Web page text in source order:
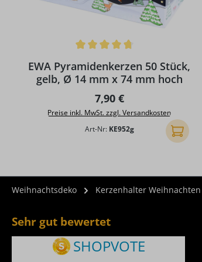
EWA Pyramidenkerzen 50 Stück,
gelb, Ø 14 mm x 74 mm hoch
Regulärer Preis:
7,90 €
Preise inkl. MwSt. zzgl. Versandkosten
Art-Nr: KE952g In den
Weihnachtsdeko Kerzenhalter Weihnachten
Sehr gut bewertet